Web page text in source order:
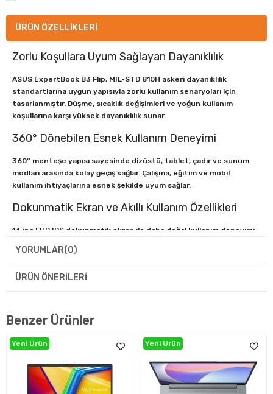
ÜRÜN ÖZELLIKLERI
Zorlu Koşullara Uyum Sağlayan Dayanıklılık
ASUS ExpertBook B3 Flip, MIL-STD 810H askeri dayanıklılık
standartlarına uygun yapısıyla zorlu kullanım senaryoları için
tasarlanmıştır. Düşme, sıcaklık değişimleri ve yoğun kullanım
koşullarına karşı yüksek dayanıklılık sunar.
360° Dönebilen Esnek Kullanım Deneyimi
360° menteşe yapısı sayesinde dizüstü, tablet, çadır ve sunum
modları arasında kolay geçiş sağlar. Çalışma, eğitim ve mobil
kullanım ihtiyaçlarına esnek şekilde uyum sağlar.
Dokunmatik Ekran ve Akıllı Kullanım Özellikleri
14 inç FHD IPS dokunmatik ekran ile daha doğal kullanım deneyimi
işlemler daha verimli hale gelir. Dahili kamera sistemi ve gelişmiş
Wi-Fi 6 teknolojisi hızlı ve kararlı kablosuz bağlantı sunarken; TPM
2.0, parmak izi okuyucu ve kamera gizlilik kapağı ile veri
güvenliğini destekler. Thunderbolt 4 bağlantıları sayesinde
yüksek hızlı veri aktarımı ve geniş bağlantı seçenekleri sunar.
Teknik Özellikler
İşlemci:Intel Core i5-1235U (10 Çekirdek / 12 İş Parçacığı,
YORUMLAR(0)
ÜRÜN ÖNERILERI
Benzer Ürünler
Yeni Ürün Yeni Ürün